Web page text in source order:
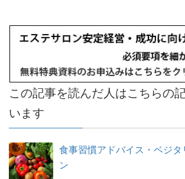
この記事を読んだ人はこちらの
います
食事習慣アドバイス・ベジ
ン